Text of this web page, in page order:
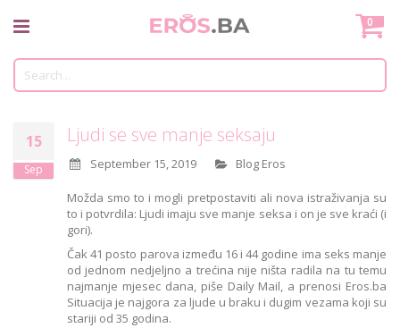
to
0
15
Sep
Ljudi se sve manje seksaju
September 15, 2019 Blog Eros
Možda smo to i mogli pretpostaviti ali nova istraživanja su
to i potvrdila: Ljudi imaju sve manje seksa i on je sve kraći (i
gori).
Čak 41 posto parova između 16 i 44 godine ima seks manje
od jednom nedjeljno a trećina nije ništa radila na tu temu
najmanje mjesec dana, piše Daily Mail, a prenosi Eros.ba
Situacija je najgora za ljude u braku i dugim vezama koji su
stariji od 35 godina.